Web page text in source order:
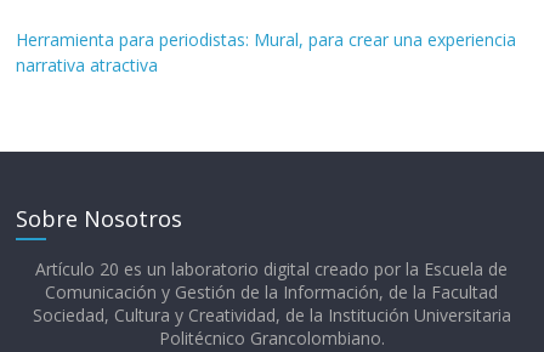
Herramienta para periodistas: Mural, para crear una experiencia
narrativa atractiva
Sobre Nosotros
Artículo 20 es un laboratorio digital creado por la Escuela de
Comunicación y Gestión de la Información, de la Facultad
Sociedad, Cultura y Creatividad, de la Institución Universitaria
Politécnico Grancolombiano.​